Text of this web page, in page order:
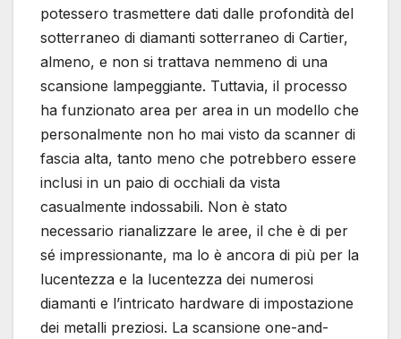
potessero trasmettere dati dalle profondità del
sotterraneo di diamanti sotterraneo di Cartier,
almeno, e non si trattava nemmeno di una
scansione lampeggiante. Tuttavia, il processo
ha funzionato area per area in un modello che
personalmente non ho mai visto da scanner di
fascia alta, tanto meno che potrebbero essere
inclusi in un paio di occhiali da vista
casualmente indossabili. Non è stato
necessario rianalizzare le aree, il che è di per
sé impressionante, ma lo è ancora di più per la
lucentezza e la lucentezza dei numerosi
diamanti e l’intricato hardware di impostazione
dei metalli preziosi. La scansione one-and-